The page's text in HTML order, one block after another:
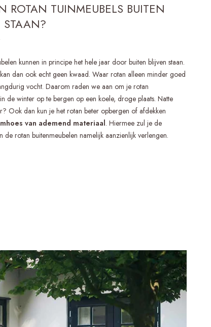
ROTAN TUINMEUBELS BUITEN
STAAN?
kunnen in principe het hele jaar door buiten blijven staan.
dan ook echt geen kwaad. Waar rotan alleen minder goed
vocht. Daarom raden we aan om je rotan
de winter op te bergen op een koele, droge plaats. Natte
Ook dan kun je het rotan beter opbergen of afdekken
van ademend materiaal. Hiermee zul je de
de rotan buitenmeubelen namelijk aanzienlijk verlengen.